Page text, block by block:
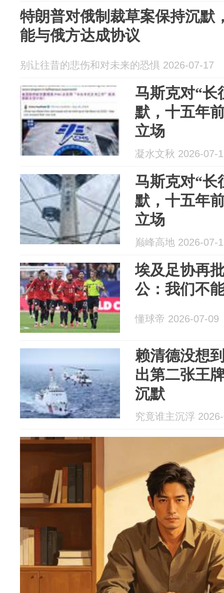
特朗普对俄制裁草案保持沉默
能与俄方达成协议
别让往昔的悲伤和对未来的恐惧 2026-07-17
马斯克对“长
默，十五年
立场
凝水文秋 2026-07-
马斯克对“长
默，十五年
立场
巅峰高地 2026-07-
埃及足协再
公：我们不
懂球帝 2026-07-09
赖清德没想
出第二张王
沉默
究竟谁主沉浮